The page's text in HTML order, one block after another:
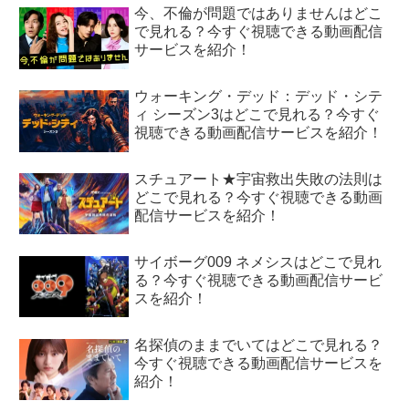
今、不倫が問題ではありませんはどこ
で見れる？今すぐ視聴できる動画配信
サービスを紹介！
ウォーキング・デッド：デッド・シテ
ィ シーズン3はどこで見れる？今すぐ
視聴できる動画配信サービスを紹介！
スチュアート★宇宙救出失敗の法則は
どこで見れる？今すぐ視聴できる動画
配信サービスを紹介！
サイボーグ009 ネメシスはどこで見れ
る？今すぐ視聴できる動画配信サービ
スを紹介！
名探偵のままでいてはどこで見れる？
今すぐ視聴できる動画配信サービスを
紹介！